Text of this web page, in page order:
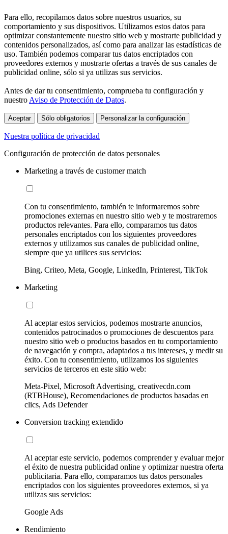
Para ello, recopilamos datos sobre nuestros usuarios, su
comportamiento y sus dispositivos. Utilizamos estos datos para
optimizar constantemente nuestro sitio web y mostrarte publicidad y
contenidos personalizados, así como para analizar las estadísticas de
uso. También podemos comparar tus datos encriptados con
proveedores externos y mostrarte ofertas a través de sus canales de
publicidad online, sólo si ya utilizas sus servicios.
Antes de dar tu consentimiento, comprueba tu configuración y
nuestro Aviso de Protección de Datos.
Aceptar Sólo obligatorios Personalizar la configuración
Nuestra política de privacidad
Configuración de protección de datos personales
Marketing a través de customer match
Con tu consentimiento, también te informaremos sobre
promociones externas en nuestro sitio web y te mostraremos
productos relevantes. Para ello, comparamos tus datos
personales encriptados con los siguientes proveedores
externos y utilizamos sus canales de publicidad online,
siempre que ya utilices sus servicios:
Bing, Criteo, Meta, Google, LinkedIn, Printerest, TikTok
Marketing
Al aceptar estos servicios, podemos mostrarte anuncios,
contenidos patrocinados o promociones de descuentos para
nuestro sitio web o productos basados en tu comportamiento
de navegación y compra, adaptados a tus intereses, y medir su
éxito. Con tu consentimiento, utilizamos los siguientes
servicios de terceros en este sitio web:
Meta-Pixel, Microsoft Advertising, creativecdn.com
(RTBHouse), Recomendaciones de productos basadas en
clics, Ads Defender
Conversion tracking extendido
Al aceptar este servicio, podemos comprender y evaluar mejor
el éxito de nuestra publicidad online y optimizar nuestra oferta
publicitaria. Para ello, comparamos tus datos personales
encriptados con los siguientes proveedores externos, si ya
utilizas sus servicios:
Google Ads
Rendimiento